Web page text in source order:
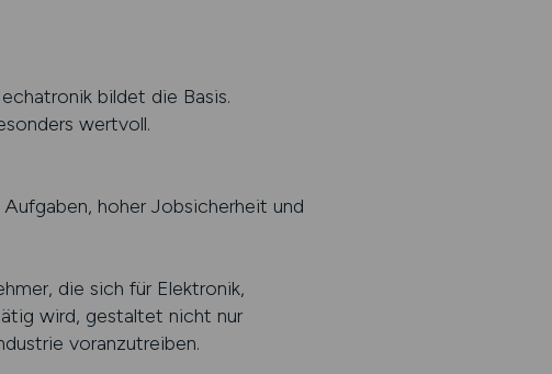
bildet die Basis.
wertvoll.
hoher Jobsicherheit und
die sich für Elektronik,
wird, gestaltet nicht nur
voranzutreiben.